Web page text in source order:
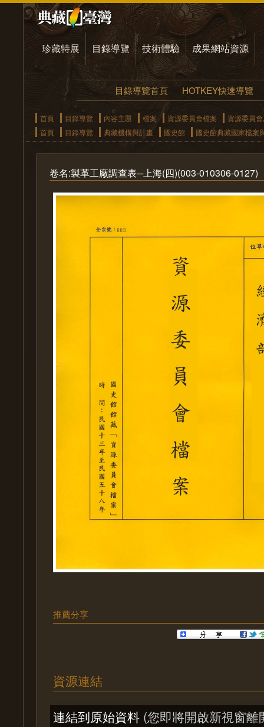
珍藏特展 目錄導覽 技術體驗 成果網站資源
目錄導覽首頁 HOTKEY快速導覽
首頁 目錄導覽 內容主題 檔案 資源委員會檔案
資源委員
首頁
目錄導覽 典藏機構與計畫 國史館 國史館典藏國家檔案
卷名:製革工廠調查表─上海(四)(003-010306-0127)
推薦分享
資源連結
連結到原始資料 (您即將開啟新視窗離